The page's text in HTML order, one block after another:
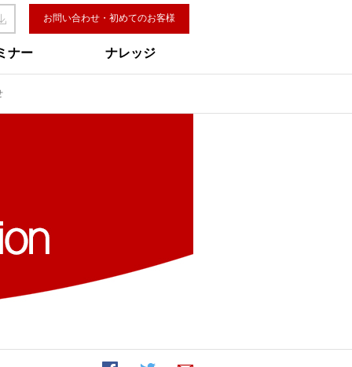
お問い合わせ・初めてのお客様
ナー ナレッジ